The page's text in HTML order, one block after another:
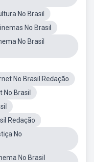
No Brasil
No Brasil
No Brasil
No Brasil Redação
No Brasil
Redação
No
No Brasil